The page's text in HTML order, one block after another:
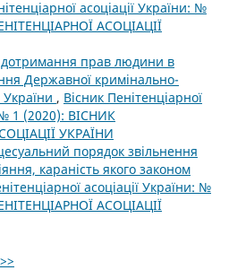
асоціації України: №
АСОЦІАЦІЇ
прав людини в
Державної кримінально-
, Вісник Пенітенціарної
№ 1 (2020): ВІСНИК
УКРАЇНИ
порядок звільнення
караність якого законом
асоціації України: №
АСОЦІАЦІЇ
>>